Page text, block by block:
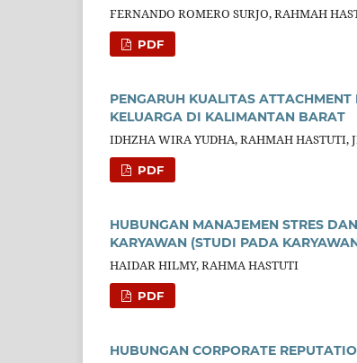
FERNANDO ROMERO SURJO, RAHMAH
PDF
PENGARUH KUALITAS
KELUARGA DI KALIMANTAN BARAT
IDHZHA WIRA YUDHA, RAHMAH HASTUTI,
PDF
HUBUNGAN MANAJEMEN STRES
KARYAWAN (STUDI PADA
HAIDAR HILMY, RAHMA HASTUTI
PDF
HUBUNGAN CORPORATE